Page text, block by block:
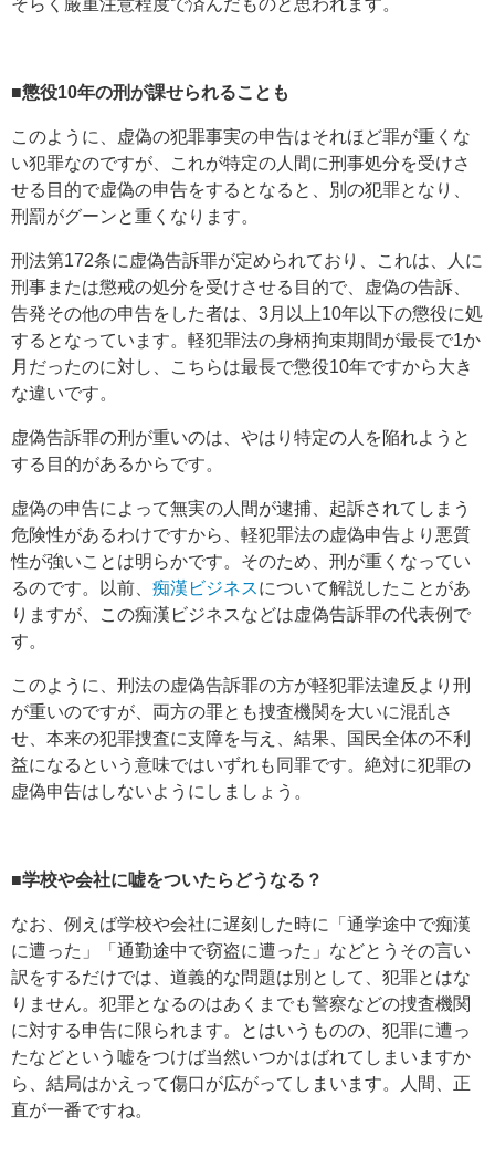
■懲役10年の刑が課せられることも
このように、虚偽の犯罪事実の申告はそれほど罪が重くな
い犯罪なのですが、これが特定の人間に刑事処分を受けさ
せる目的で虚偽の申告をするとなると、別の犯罪となり、
刑罰がグーンと重くなります。
刑法第172条に虚偽告訴罪が定められており、これは、人に
刑事または懲戒の処分を受けさせる目的で、虚偽の告訴、
告発その他の申告をした者は、3月以上10年以下の懲役に処
するとなっています。軽犯罪法の身柄拘束期間が最長で1か
月だったのに対し、こちらは最長で懲役10年ですから大き
な違いです。
虚偽告訴罪の刑が重いのは、やはり特定の人を陥れようと
する目的があるからです。
虚偽の申告によって無実の人間が逮捕、起訴されてしまう
危険性があるわけですから、軽犯罪法の虚偽申告より悪質
性が強いことは明らかです。そのため、刑が重くなってい
るのです。以前、 痴漢ビジネスについて解説したことがあ
りますが、この痴漢ビジネスなどは虚偽告訴罪の代表例で
す。
このように、刑法の虚偽告訴罪の方が軽犯罪法違反より刑
が重いのですが、両方の罪とも捜査機関を大いに混乱さ
せ、本来の犯罪捜査に支障を与え、結果、国民全体の不利
益になるという意味ではいずれも同罪です。絶対に犯罪の
虚偽申告はしないようにしましょう。
■学校や会社に嘘をついたらどうなる？
なお、例えば学校や会社に遅刻した時に「通学途中で痴漢
に遭った」「通勤途中で窃盗に遭った」などとうその言い
訳をするだけでは、道義的な問題は別として、犯罪とはな
りません。犯罪となるのはあくまでも警察などの捜査機関
に対する申告に限られます。とはいうものの、犯罪に遭っ
たなどという嘘をつけば当然いつかはばれてしまいますか
ら、結局はかえって傷口が広がってしまいます。人間、正
直が一番ですね。